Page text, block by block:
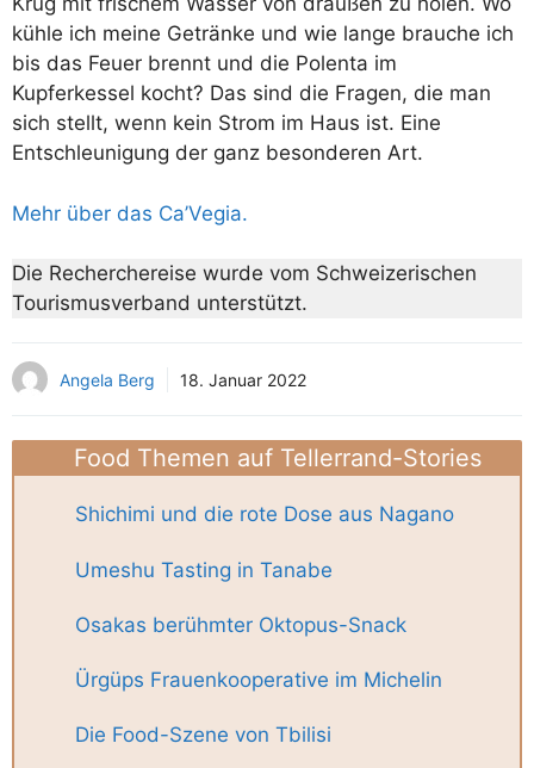
kühle ich meine Getränke und wie lange brauche ich
bis das Feuer brennt und die Polenta im
Kupferkessel kocht? Das sind die Fragen, die man
sich stellt, wenn kein Strom im Haus ist. Eine
Entschleunigung der ganz besonderen Art.
Mehr über das Ca’Vegia.
Die Recherchereise wurde vom Schweizerischen
Tourismusverband unterstützt.
Angela Berg 18. Januar 2022
Food Themen auf Tellerrand-Stories
Shichimi und die rote Dose aus Nagano
Umeshu Tasting in Tanabe
Osakas berühmter Oktopus-Snack
Ürgüps Frauenkooperative im Michelin
Die Food-Szene von Tbilisi